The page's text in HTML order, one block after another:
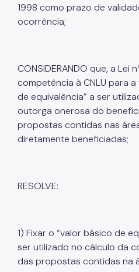
1998 como prazo de
ocorrência;
CONSIDERANDO que, a Lei
competência à CNLU para
de equivalência” a ser
outorga onerosa do
propostas contidas nas
diretamente beneficiadas;
RESOLVE:
1) Fixar o “valor básico de
ser utilizado no cálculo da
das propostas contidas na